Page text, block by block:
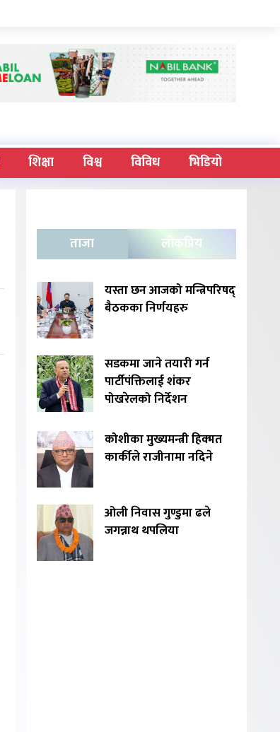
शिक्षा विश्व विविध भिडियो
ताजा लोकप्रिय
यस्ता छन आजको मन्त्रिपरिषद्
बैठकका निर्णयहरु
सडकमा जाने तयारी गर्न
पार्टीपंक्तिलाई शंकर
पोखरेलको निर्देशन
कोशीका मुख्यमन्त्री हिक्मत
कार्कीले राजीनामा नदिने
ओली निवास गुण्डुमा ढले
जगन्नाथ थपलिया